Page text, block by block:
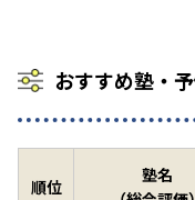
おすすめ塾・
順位
塾名